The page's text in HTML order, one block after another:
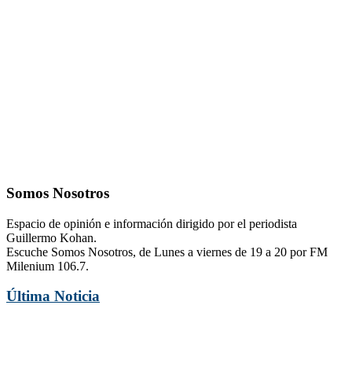
Somos Nosotros
Espacio de opinión e información dirigido por el periodista
Guillermo Kohan.
Escuche Somos Nosotros, de Lunes a viernes de 19 a 20 por FM
Milenium 106.7.
Última Noticia